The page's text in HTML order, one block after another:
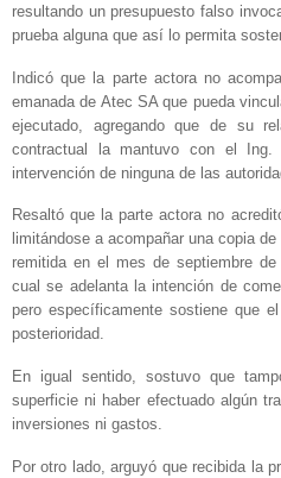
resultando un presupuesto falso
prueba alguna que así lo permita
Indicó que la parte actora no
emanada de Atec SA que pueda
ejecutado, agregando que de su
contractual la mantuvo con el
intervención de ninguna de las
Resaltó que la parte actora no
limitándose a acompañar una copia
remitida en el mes de septiembre
cual se adelanta la intención de
pero específicamente sostiene que
posterioridad.
En igual sentido, sostuvo que
superficie ni haber efectuado algún
inversiones ni gastos.
Por otro lado, arguyó que recibida la